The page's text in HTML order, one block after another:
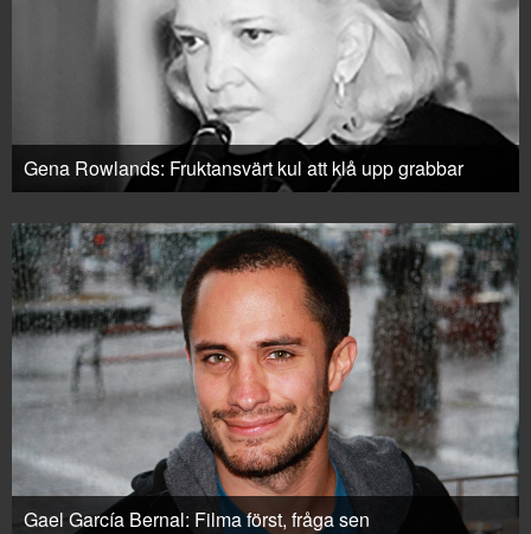
Gena Rowlands: Fruktansvärt kul att klå upp grabbar
Gael García Bernal: Filma först, fråga sen